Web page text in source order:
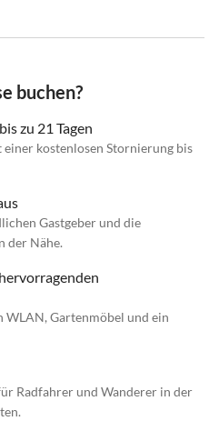
buchen?
zu 21 Tagen
einer kostenlosen Stornierung bis
Gastgeber und die
der Nähe.
WLAN, Gartenmöbel und ein
Radfahrer und Wanderer in der